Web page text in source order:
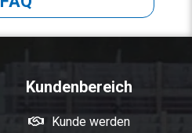
Kundenbereich
Kunde werden